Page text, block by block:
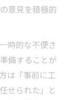
意見を積極的
時的な不便さ
備することが
は「事前に工
せられた」と